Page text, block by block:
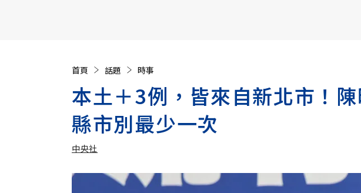
首頁 話題 時事
本土＋3例，皆來自新北市！
縣市別最少一次
中央社
中央社 加入追蹤